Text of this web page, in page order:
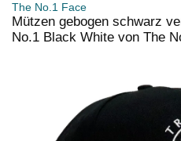
The No.1 Face
Mützen gebogen schwarz
No.1 Black White von The